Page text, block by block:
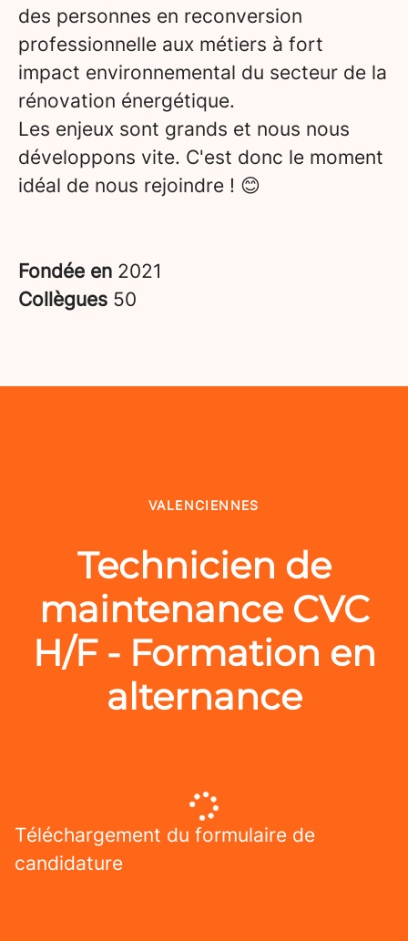
des personnes en reconversion
professionnelle aux métiers à fort
impact environnemental du secteur de la
rénovation énergétique.
Les enjeux sont grands et nous nous
développons vite. C'est donc le moment
idéal de nous rejoindre ! 😊
Fondée en 2021
Collègues 50
VALENCIENNES
Technicien de
maintenance CVC
H/F - Formation en
alternance
Téléchargement du formulaire de
candidature